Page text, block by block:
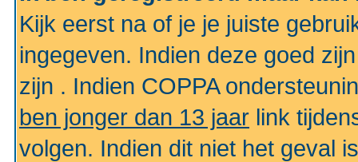
Kijk eerst na of je je juiste
ingegeven. Indien deze goed
zijn . Indien COPPA
ben jonger dan 13 jaar link
volgen. Indien dit niet het geval